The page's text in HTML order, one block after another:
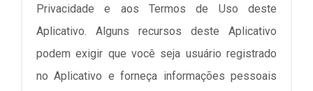
Privacidade e aos Termos de Uso deste
Aplicativo. Alguns recursos deste Aplicativo
podem exigir que você seja usuário registrado
no Aplicativo e forneça informações pessoais